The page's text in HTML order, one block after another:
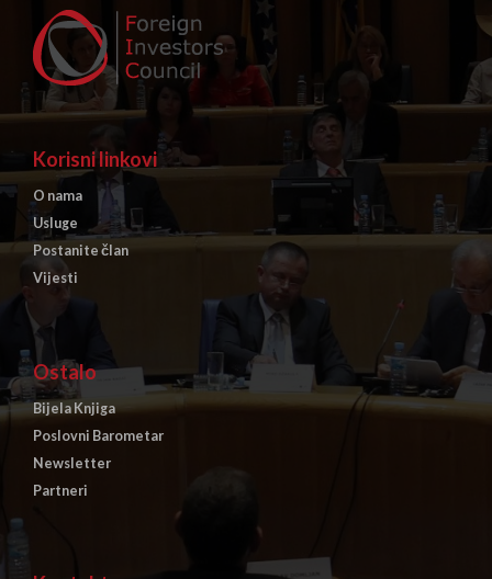
Korisni linkovi
O nama
Usluge
Postanite član
Vijesti
Ostalo
Bijela Knjiga
Poslovni Barometar
Newsletter
Partneri